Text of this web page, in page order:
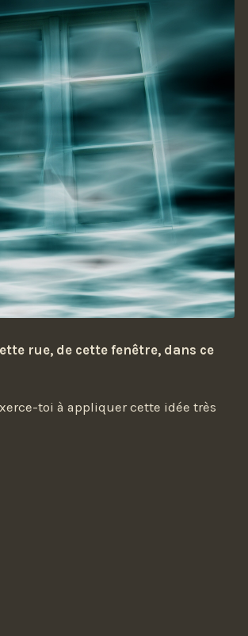
rue, de cette fenêtre, dans ce
toi à appliquer cette idée très